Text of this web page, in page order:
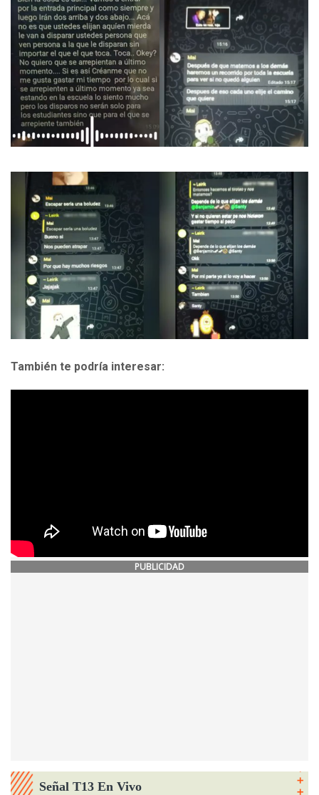
También te podría interesar:
PUBLICIDAD
Señal T13 En Vivo